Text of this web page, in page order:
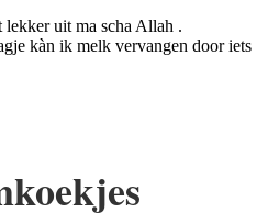
lekker uit ma scha Allah .
kàn ik melk vervangen door iets